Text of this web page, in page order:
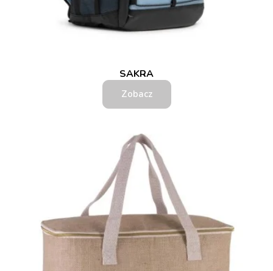
SAKRA
Zobacz